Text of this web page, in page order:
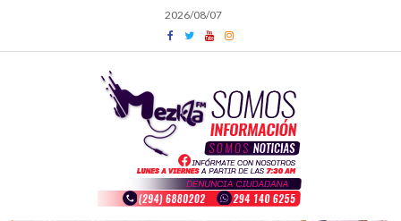
content
2026/08/07